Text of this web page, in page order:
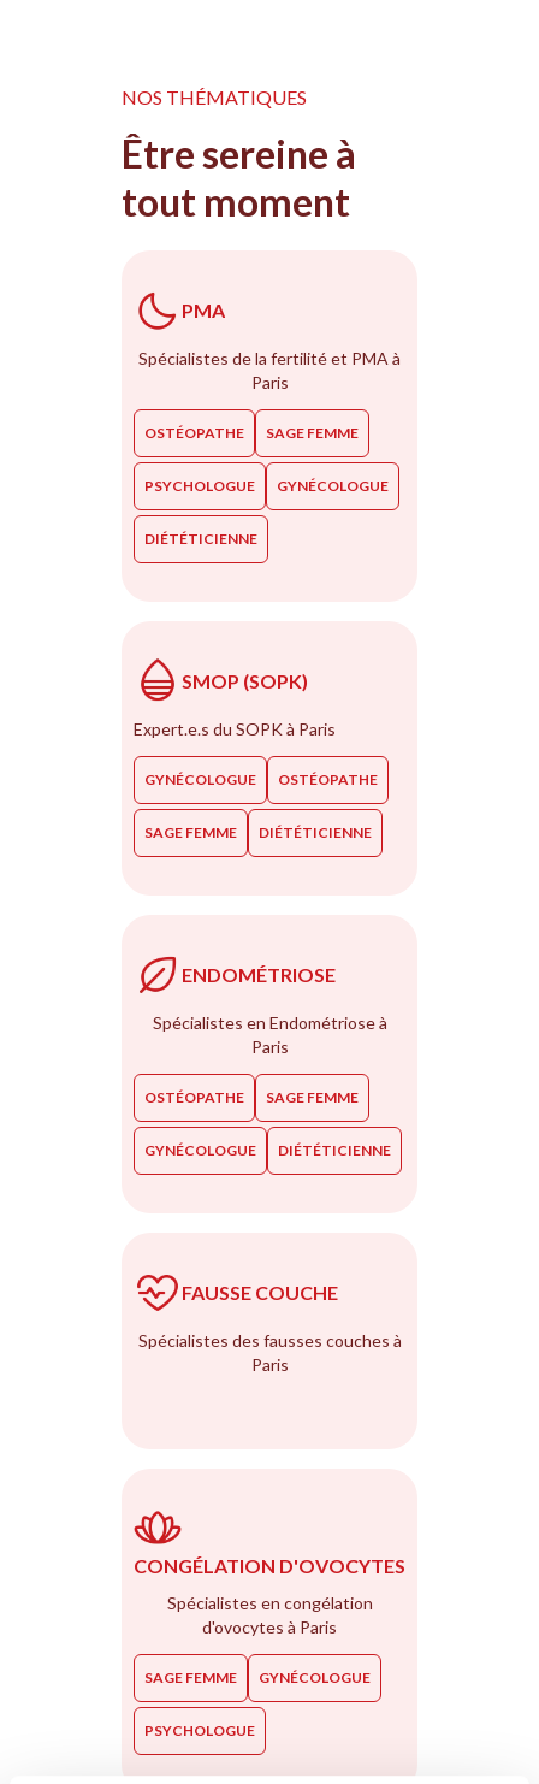
NOS THÉMATIQUES
Être sereine à
tout moment
PMA
Spécialistes de la fertilité et PMA à
Paris
OSTÉOPATHE SAGE FEMME
PSYCHOLOGUE GYNÉCOLOGUE
DIÉTÉTICIENNE
SMOP (SOPK)
Expert.e.s du SOPK à Paris
GYNÉCOLOGUE OSTÉOPATHE
SAGE FEMME DIÉTÉTICIENNE
ENDOMÉTRIOSE
Spécialistes en Endométriose à
Paris
OSTÉOPATHE SAGE FEMME
GYNÉCOLOGUE DIÉTÉTICIENNE
FAUSSE COUCHE
Spécialistes des fausses couches à
Paris
CONGÉLATION D'OVOCYTES
Spécialistes en congélation
d'ovocytes à Paris
SAGE FEMME GYNÉCOLOGUE
PSYCHOLOGUE